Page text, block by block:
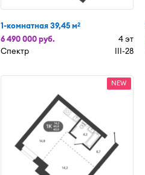
1-комнатная 39,45 м2
6 490 000 руб.
4 эт
Спектр
III-28
NEW